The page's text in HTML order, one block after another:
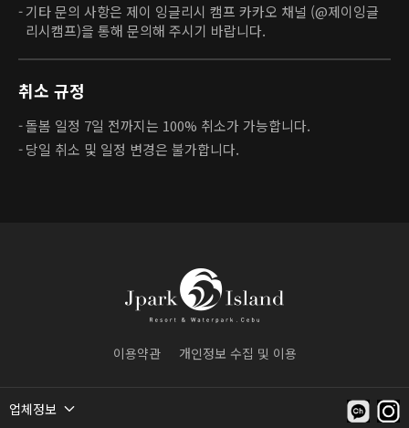
기타 문의 사항은 제이 잉글리시 캠프 카카오 채널 (@제이잉글
리시캠프)을 통해 문의해 주시기 바랍니다.
취소 규정
돌봄 일정 7일 전까지는 100% 취소가 가능합니다.
당일 취소 및 일정 변경은 불가합니다.
이용약관 개인정보 수집 및 이용
업체정보